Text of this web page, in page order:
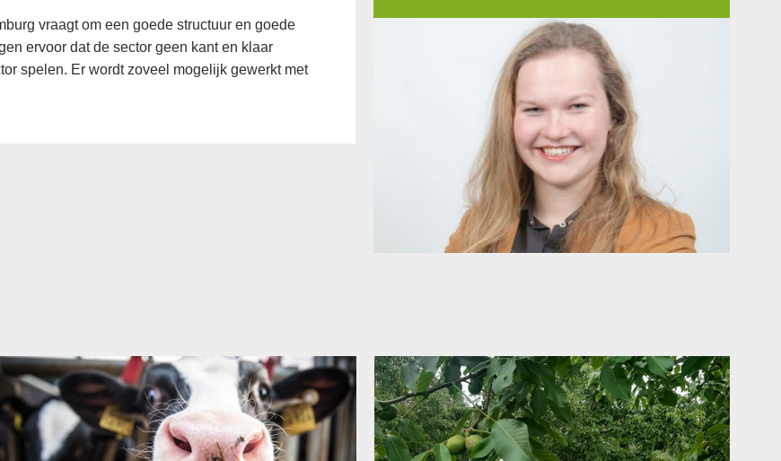
vraagt om een goede structuur en goede
ervoor dat de sector geen kant en klaar
spelen. Er wordt zoveel mogelijk gewerkt met